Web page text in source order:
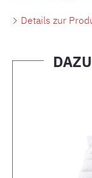
Details zur